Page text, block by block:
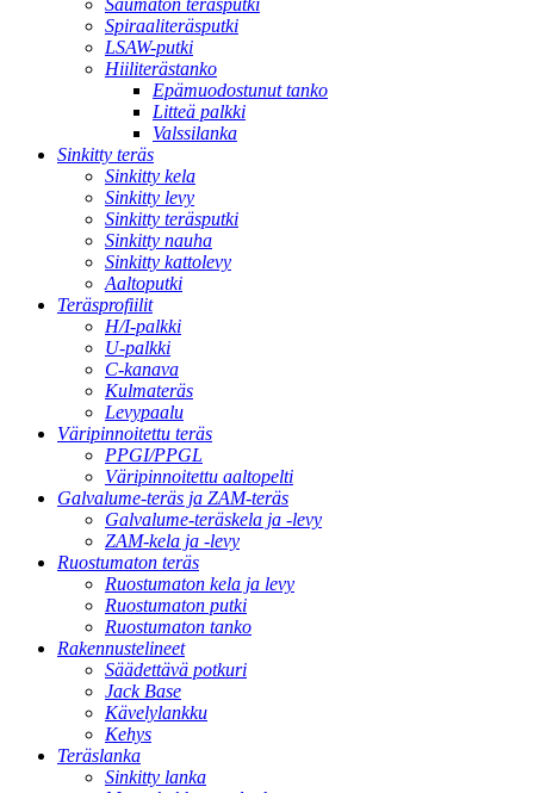
Spiraaliteräsputki
LSAW-putki
Hiiliterästanko
Epämuodostunut tanko
Litteä palkki
Valssilanka
Sinkitty teräs
Sinkitty kela
Sinkitty levy
Sinkitty teräsputki
Sinkitty nauha
Sinkitty kattolevy
Aaltoputki
Teräsprofiilit
H/I-palkki
U-palkki
C-kanava
Kulmateräs
Levypaalu
Väripinnoitettu teräs
PPGI/PPGL
Väripinnoitettu aaltopelti
Galvalume-teräs ja ZAM-teräs
Galvalume-teräskela ja -levy
ZAM-kela ja -levy
Ruostumaton teräs
Ruostumaton kela ja levy
Ruostumaton putki
Ruostumaton tanko
Rakennustelineet
Säädettävä potkuri
Jack Base
Kävelylankku
Kehys
Teräslanka
Sinkitty lanka